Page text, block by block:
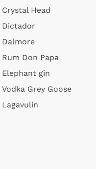
Crystal Head
Dictador
Dalmore
Rum Don Papa
Elephant gin
Vodka Grey Goose
Lagavulin